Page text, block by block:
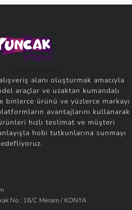
alanı oluşturmak amacıyla
araçlar ve uzaktan kumandalı
binlerce ürünü ve yüzlerce markayı
avantajlarını kullanarak
hızlı teslimat ve müşteri
hobi tutkunlarına sunmayı
No : 16/C Meram / KONYA